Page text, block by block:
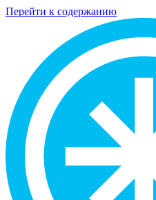
Перейти к содержанию